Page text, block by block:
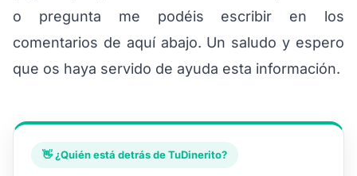
o pregunta me podéis escribir en los
comentarios de aquí abajo. Un saludo y espero
que os haya servido de ayuda esta información.
👋 ¿Quién está detrás de TuDinerito?